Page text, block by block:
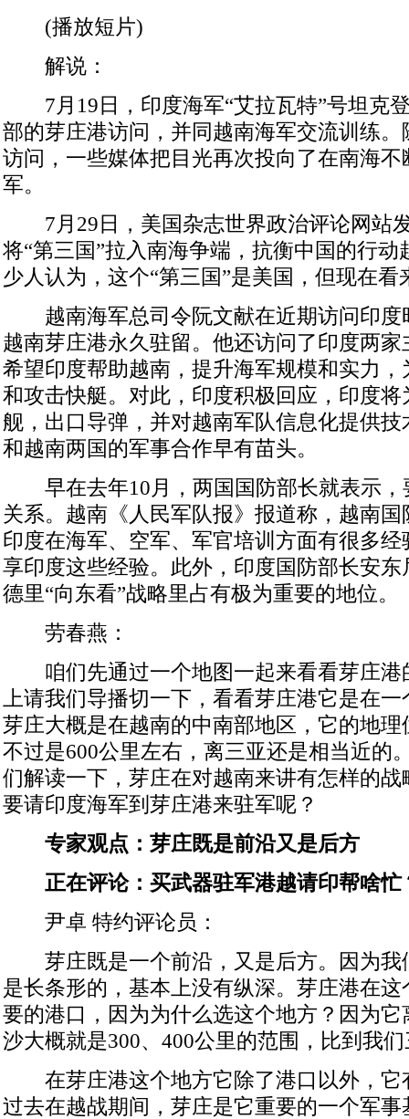
(播放短片)
解说：
7月19日，印度海军“艾拉瓦特”号坦克
部的芽庄港访问，并同越南海军交流训练
访问，一些媒体把目光再次投向了在南海
军。
7月29日，美国杂志世界政治评论网站
将“第三国”拉入南海争端，抗衡中国的行
少人认为，这个“第三国”是美国，但现在看
越南海军总司令阮文献在近期访问印度
越南芽庄港永久驻留。他还访问了印度两
希望印度帮助越南，提升海军规模和实力
和攻击快艇。对此，印度积极回应，印度
舰，出口导弹，并对越南军队信息化提供
和越南两国的军事合作早有苗头。
早在去年10月，两国国防部长就表示，
关系。越南《人民军队报》报道称，越南
印度在海军、空军、军官培训方面有很多
享印度这些经验。此外，印度国防部长安
德里“向东看”战略里占有极为重要的地位。
劳春燕：
咱们先通过一个地图一起来看看芽庄港
上请我们导播切一下，看看芽庄港它是在
芽庄大概是在越南的中南部地区，它的地
不过是600公里左右，离三亚还是相当近的
们解读一下，芽庄在对越南来讲有怎样的
要请印度海军到芽庄港来驻军呢？
专家观点：芽庄既是前沿又是后方
正在评论：买武器驻军港越请印帮啥忙
尹卓 特约评论员：
芽庄既是一个前沿，又是后方。因为我
是长条形的，基本上没有纵深。芽庄港在
要的港口，因为为什么选这个地方？因为
沙大概就是300、400公里的范围，比到我
在芽庄港这个地方它除了港口以外，它
过去在越战期间，芽庄是它重要的一个军